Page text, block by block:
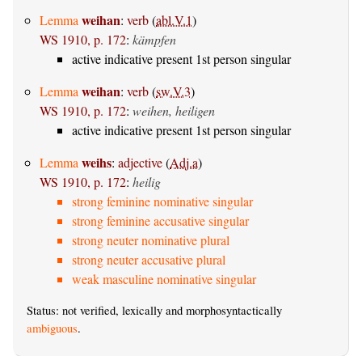
Lemma weihan: verb(abl.V.1)
WS 1910, p. 172: kämpfen
active indicative present 1st person singular
Lemma weihan: verb(sw.V.3)
WS 1910, p. 172: weihen, heiligen
active indicative present 1st person singular
Lemma weihs: adjective(Adj.a)
WS 1910, p. 172: heilig
strong feminine nominative singular
strong feminine accusative singular
strong neuter nominative plural
strong neuter accusative plural
weak masculine nominative singular
Status: not verified, lexically and morphosyntactically
ambiguous.